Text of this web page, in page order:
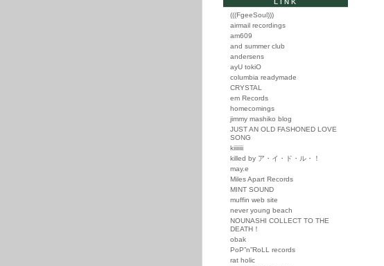
LINK
(((FgeeSoul)))
airmail recordings
am609
and summer club
andersens
ayU tokiO
columbia readymade
CRYSTAL
em Records
homecomings
jimmy mashiko blog
JUST AN OLD FASHONED LOVE
SONG
kiiiiiii
killed by ア・イ・ド・ル・！
may.e
Miles Apart Records
MINT SOUND
muffin web site
never young beach
NOUNASHI COLLECT TO THE
DEATH！
obak
PoP”n”RoLL records
rat holic